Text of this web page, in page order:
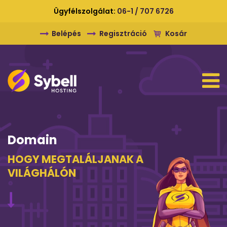
Ügyfélszolgálat: 06-1 / 707 6726
Belépés Regisztráció Kosár
Domain
HOGY MEGTALÁLJANAK A
VILÁGHÁLÓN